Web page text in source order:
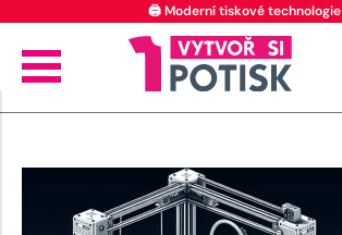
🖨️ Moderní tiskové technologie